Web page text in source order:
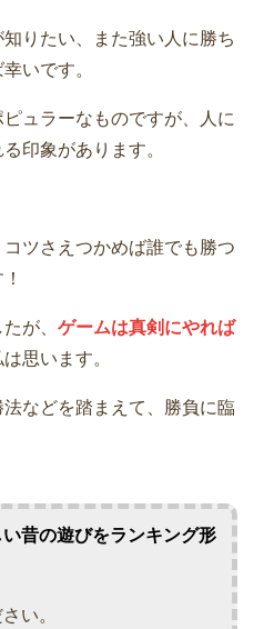
りたい、また強い人に勝ち
いです。
ュラーなものですが、人に
印象があります。
ツさえつかめば誰でも勝つ
が、 ゲームは真剣にやれば
思います。
などを踏まえて、勝負に臨
昔の遊びをランキング形
い。